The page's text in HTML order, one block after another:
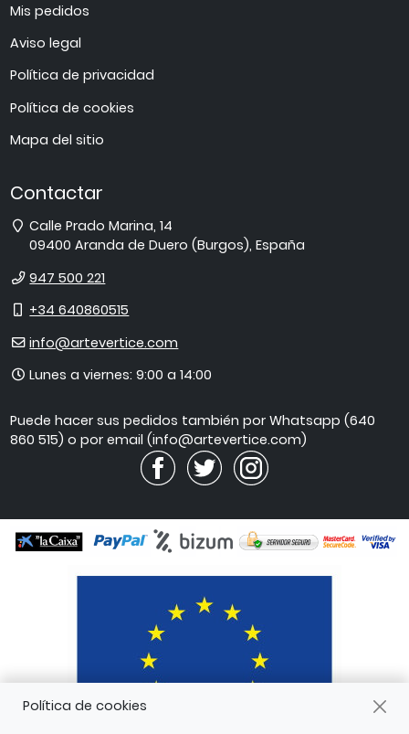
Mis pedidos
Aviso legal
Política de privacidad
Política de cookies
Mapa del sitio
Contactar
Dirección
Calle Prado Marina, 14
09400 Aranda de Duero (Burgos),España
Teléfono
947 500 221
Móvil
+34 640860515
E-
info@artevertice.com
Horario
atención
Lunes a viernes: 9:00 a 14:00
Puede hacer sus pedidos también por Whatsapp (640
860 515) o por email (info@artevertice.com)
Política de cookies